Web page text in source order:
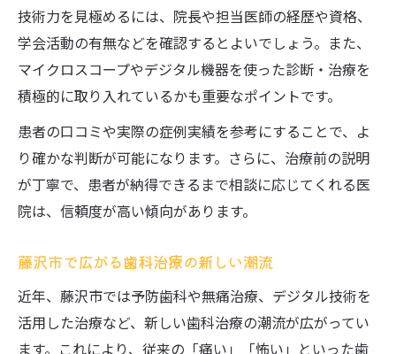
最新設備が整った歯科医院で受ける先進治
療
診療精度を高める歯科用機器の選び方
歯科の高度技術を支える設備の重要性
快適な診療を実現する歯科医院の工夫
歯科治療の質を左右する院内設備の特徴
鵠沼石上で叶う先進歯科治療の魅力
鵠沼石上の歯科で体験できる先進的治療法
歯科の先進技術がもたらす新しい選択肢
患者に寄り添う最先端歯科治療の実例紹介
快適性を重視した歯科治療の特徴について
口コミで評判の高い歯科治療の魅力とは
技術力を見極めるには、院長や担当医師の経歴や資格、
学会活動の有無などを確認するとよいでしょう。また、
マイクロスコープやデジタル機器を使った診断・治療を
積極的に取り入れているかも重要なポイントです。
患者の口コミや実際の症例実績を参考にすることで、よ
り確かな判断が可能になります。さらに、治療前の説明
が丁寧で、患者が納得できるまで相談に応じてくれる医
院は、信頼度が高い傾向があります。
藤沢市で広がる歯科治療の新しい潮流
近年、藤沢市では予防歯科や無痛治療、デジタル技術を
活用した治療など、新しい歯科治療の潮流が広がってい
ます。これにより、従来の「痛い」「怖い」といった歯